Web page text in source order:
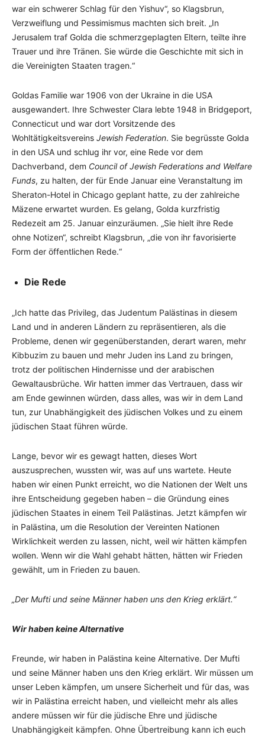
war ein schwerer Schlag für den Yishuv“, so Klagsbrun,
Verzweiflung und Pessimismus machten sich breit. „In
Jerusalem traf Golda die schmerzgeplagten Eltern, teilte ihre
Trauer und ihre Tränen. Sie würde die Geschichte mit sich in
die Vereinigten Staaten tragen.“
Goldas Familie war 1906 von der Ukraine in die USA
ausgewandert. Ihre Schwester Clara lebte 1948 in Bridgeport,
Connecticut und war dort Vorsitzende des
Wohltätigkeitsvereins Jewish Federation. Sie begrüsste Golda
in den USA und schlug ihr vor, eine Rede vor dem
Dachverband, dem Council of Jewish Federations and Welfare
Funds, zu halten, der für Ende Januar eine Veranstaltung im
Sheraton-Hotel in Chicago geplant hatte, zu der zahlreiche
Mäzene erwartet wurden. Es gelang, Golda kurzfristig
Redezeit am 25. Januar einzuräumen. „Sie hielt ihre Rede
ohne Notizen“, schreibt Klagsbrun, „die von ihr favorisierte
Form der öffentlichen Rede.“
Die Rede
„Ich hatte das Privileg, das Judentum Palästinas in diesem
Land und in anderen Ländern zu repräsentieren, als die
Probleme, denen wir gegenüberstanden, derart waren, mehr
Kibbuzim zu bauen und mehr Juden ins Land zu bringen,
trotz der politischen Hindernisse und der arabischen
Gewaltausbrüche. Wir hatten immer das Vertrauen, dass wir
am Ende gewinnen würden, dass alles, was wir in dem Land
tun, zur Unabhängigkeit des jüdischen Volkes und zu einem
jüdischen Staat führen würde.
Lange, bevor wir es gewagt hatten, dieses Wort
auszusprechen, wussten wir, was auf uns wartete. Heute
haben wir einen Punkt erreicht, wo die Nationen der Welt uns
ihre Entscheidung gegeben haben – die Gründung eines
jüdischen Staates in einem Teil Palästinas. Jetzt kämpfen wir
in Palästina, um die Resolution der Vereinten Nationen
Wirklichkeit werden zu lassen, nicht, weil wir hätten kämpfen
wollen. Wenn wir die Wahl gehabt hätten, hätten wir Frieden
gewählt, um in Frieden zu bauen.
„Der Mufti und seine Männer haben uns den Krieg erklärt.“
Wir haben keine Alternative
Freunde, wir haben in Palästina keine Alternative. Der Mufti
und seine Männer haben uns den Krieg erklärt. Wir müssen um
unser Leben kämpfen, um unsere Sicherheit und für das, was
wir in Palästina erreicht haben, und vielleicht mehr als alles
andere müssen wir für die jüdische Ehre und jüdische
Unabhängigkeit kämpfen. Ohne Übertreibung kann ich euch